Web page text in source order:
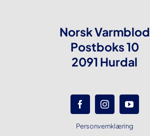
Norsk Varmblod
Postboks 10
2091 Hurdal
Personvernklæring